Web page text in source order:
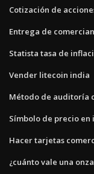
Cotización de
Entrega de
Statista tasa de
Vender litecoin india
Método de auditoría
Símbolo de precio en
Hacer tarjetas
¿cuánto vale una